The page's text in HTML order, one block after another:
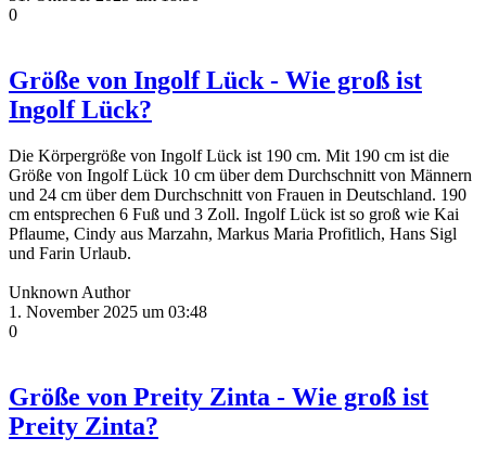
0
Größe von Ingolf Lück - Wie groß ist
Ingolf Lück?
Die Körpergröße von Ingolf Lück ist 190 cm. Mit 190 cm ist die
Größe von Ingolf Lück 10 cm über dem Durchschnitt von Männern
und 24 cm über dem Durchschnitt von Frauen in Deutschland. 190
cm entsprechen 6 Fuß und 3 Zoll. Ingolf Lück ist so groß wie Kai
Pflaume, Cindy aus Marzahn, Markus Maria Profitlich, Hans Sigl
und Farin Urlaub.
Unknown Author
1. November 2025 um 03:48
0
Größe von Preity Zinta - Wie groß ist
Preity Zinta?